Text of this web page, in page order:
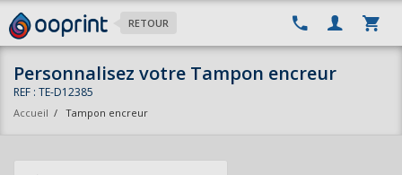
RETOUR
Personnalisez votre Tampon encreur
REF : TE-D12385
Accueil / Tampon encreur